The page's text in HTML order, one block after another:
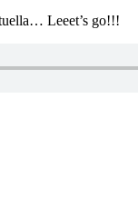
Leeet’s go!!!